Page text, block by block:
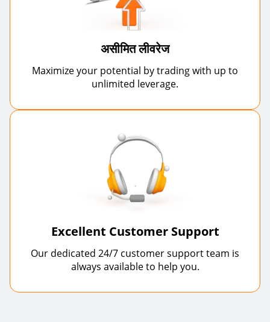
असीमित लीवरेज
Maximize your potential by trading with up to
unlimited leverage.
Excellent Customer Support
Our dedicated 24/7 customer support team is
always available to help you.